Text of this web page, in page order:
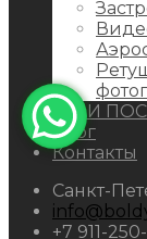
ДО И
Блог
Контакты
Санкт-
+7 911-